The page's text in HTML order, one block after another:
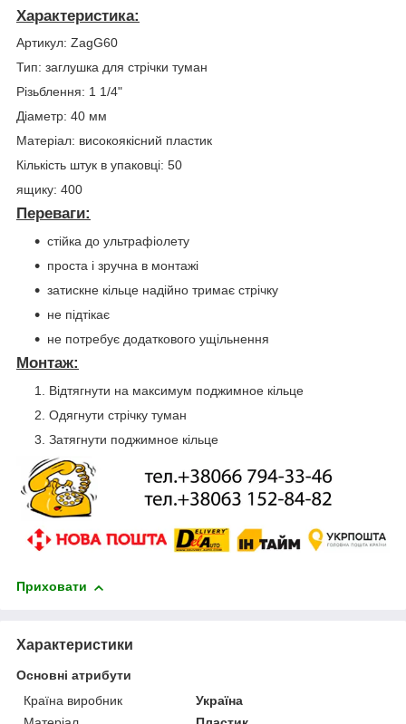
Характеристика:
Артикул: ZagG60
Тип: заглушка для стрічки туман
Різьблення: 1 1/4"
Діаметр: 40 мм
Матеріал: високоякісний пластик
Кількість штук в упаковці: 50
ящику: 400
Переваги:
стійка до ультрафіолету
проста і зручна в монтажі
затискне кільце надійно тримає стрічку
не підтікає
не потребує додаткового ущільнення
Монтаж:
Відтягнути на максимум поджимное кільце
Одягнути стрічку туман
Затягнути поджимное кільце
Приховати
Характеристики
Основні атрибути
Країна виробник
Україна